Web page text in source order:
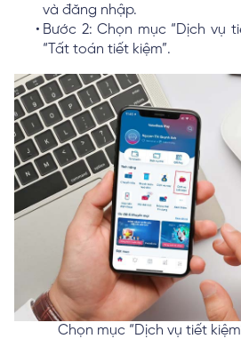
và đăng nhập.
Bước 2: Chọn mục “Dịch vụ
“Tất toán tiết kiệm”.
Chọn mục “Dịch vụ tiết